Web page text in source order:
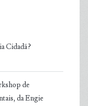
Cidadã?
de
da Engie